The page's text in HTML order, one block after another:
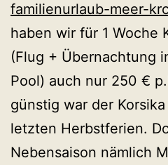
familienurlaub-meer-
haben wir für 1 Woche
(Flug + Übernachtung
Pool) auch nur 250 €
günstig war der
letzten Herbstferien.
Nebensaison nämlich